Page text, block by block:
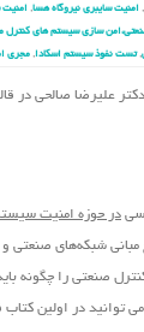
, امنیت سایبری نیروگاه هسا, امنیت
سازی سیستم های
,تست نفوذ سیستم اسکادا, مجری
و زیر نظر دکتر
در حوزه امنیت
شبکه‌های صنعتی و
صنعتی را چگونه
در اولین کتاب